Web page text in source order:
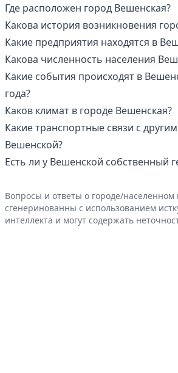
Где расположен город Вешенская?
Какова история возникновения
Какие предприятия находятся в
Какова численность населения
Какие события происходят в
года?
Каков климат в городе Вешенская?
Какие транспортные связи с
Вешенской?
Есть ли у Вешенской собственный
Вопросы и ответы о городе/населенном
сгенеринованны с использованием
интеллекта и могут содержать